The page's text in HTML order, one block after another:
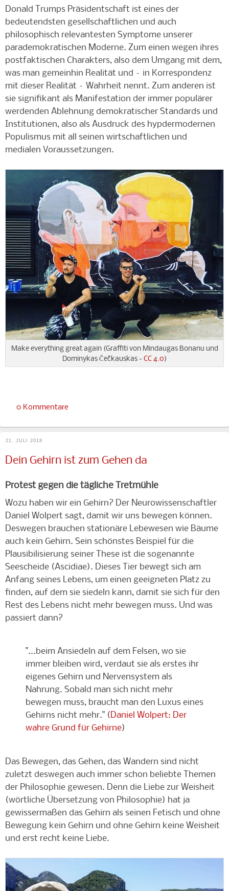
Donald Trumps Präsidentschaft ist eines der
bedeutendsten gesellschaftlichen und auch
philosophisch relevantesten Symptome unserer
parademokratischen Moderne. Zum einen wegen ihres
postfaktischen Charakters, also dem Umgang mit dem,
was man gemeinhin Realität und – in Korrespondenz
mit dieser Realität – Wahrheit nennt. Zum anderen ist
sie signifikant als Manifestation der immer populärer
werdenden Ablehnung demokratischer Standards und
Institutionen, also als Ausdruck des hypdermodernen
Populismus mit all seinen wirtschaftlichen und
medialen Voraussetzungen.
Make everything great again (Graffiti von Mindaugas Bonanu und
Dominykas Čečkauskas - CC 4.0)
0 Kommentare
21. JULI 2018
Dein Gehirn ist zum Gehen da
Protest gegen die tägliche Tretmühle
Wozu haben wir ein Gehirn? Der Neurowissenschaftler
Daniel Wolpert sagt, damit wir uns bewegen können.
Deswegen brauchen stationäre Lebewesen wie Bäume
auch kein Gehirn. Sein schönstes Beispiel für die
Plausibilisierung seiner These ist die sogenannte
Seescheide (Ascidiae). Dieses Tier bewegt sich am
Anfang seines Lebens, um einen geeigneten Platz zu
finden, auf dem sie siedeln kann, damit sie sich für den
Rest des Lebens nicht mehr bewegen muss. Und was
passiert dann?
"...beim Ansiedeln auf dem Felsen, wo sie
immer bleiben wird, verdaut sie als erstes ihr
eigenes Gehirn und Nervensystem als
Nahrung. Sobald man sich nicht mehr
bewegen muss, braucht man den Luxus eines
Gehirns nicht mehr." (Daniel Wolpert: Der
wahre Grund für Gehirne)
Das Bewegen, das Gehen, das Wandern sind nicht
zuletzt deswegen auch immer schon beliebte Themen
der Philosophie gewesen. Denn die Liebe zur Weisheit
(wörtliche Übersetzung von Philosophie) hat ja
gewissermaßen das Gehirn als seinen Fetisch und ohne
Bewegung kein Gehirn und ohne Gehirn keine Weisheit
und erst recht keine Liebe.